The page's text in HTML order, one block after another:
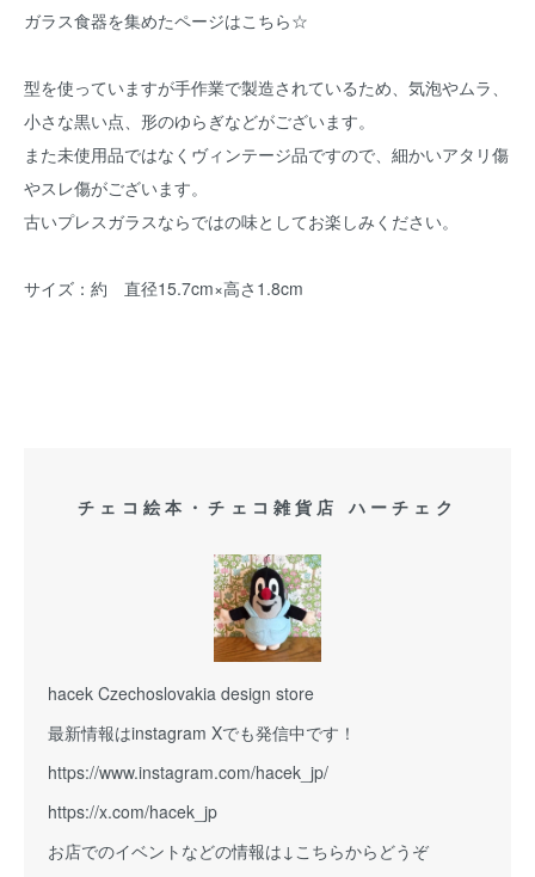
ガラス食器を集めたページはこちら☆
型を使っていますが手作業で製造されているため、気泡やムラ、
小さな黒い点、形のゆらぎなどがございます。
また未使用品ではなくヴィンテージ品ですので、細かいアタリ傷
やスレ傷がございます。
古いプレスガラスならではの味としてお楽しみください。
サイズ：約 直径15.7cm×高さ1.8cm
チェコ絵本・チェコ雑貨店 ハーチェク
hacek Czechoslovakia design store
最新情報はinstagram Xでも発信中です！
https://www.instagram.com/hacek_jp/
https://x.com/hacek_jp
お店でのイベントなどの情報は↓こちらからどうぞ